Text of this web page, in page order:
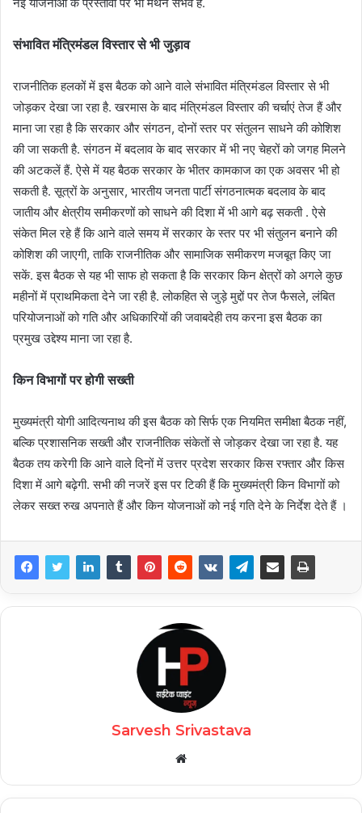
नई योजनाओं के प्रस्तावों पर भी मंथन संभव है.
संभावित मंत्रिमंडल विस्तार से भी जुड़ाव
राजनीतिक हलकों में इस बैठक को आने वाले संभावित मंत्रिमंडल विस्तार से भी
जोड़कर देखा जा रहा है. खरमास के बाद मंत्रिमंडल विस्तार की चर्चाएं तेज हैं और
माना जा रहा है कि सरकार और संगठन, दोनों स्तर पर संतुलन साधने की कोशिश
की जा सकती है. संगठन में बदलाव के बाद सरकार में भी नए चेहरों को जगह मिलने
की अटकलें हैं. ऐसे में यह बैठक सरकार के भीतर कामकाज का एक अवसर भी हो
सकती है. सूत्रों के अनुसार, भारतीय जनता पार्टी संगठनात्मक बदलाव के बाद
जातीय और क्षेत्रीय समीकरणों को साधने की दिशा में भी आगे बढ़ सकती . ऐसे
संकेत मिल रहे हैं कि आने वाले समय में सरकार के स्तर पर भी संतुलन बनाने की
कोशिश की जाएगी, ताकि राजनीतिक और सामाजिक समीकरण मजबूत किए जा
सकें. इस बैठक से यह भी साफ हो सकता है कि सरकार किन क्षेत्रों को अगले कुछ
महीनों में प्राथमिकता देने जा रही है. लोकहित से जुड़े मुद्दों पर तेज फैसले, लंबित
परियोजनाओं को गति और अधिकारियों की जवाबदेही तय करना इस बैठक का
प्रमुख उद्देश्य माना जा रहा है.
किन विभागों पर होगी सख्ती
मुख्यमंत्री योगी आदित्यनाथ की इस बैठक को सिर्फ एक नियमित समीक्षा बैठक नहीं,
बल्कि प्रशासनिक सख्ती और राजनीतिक संकेतों से जोड़कर देखा जा रहा है. यह
बैठक तय करेगी कि आने वाले दिनों में उत्तर प्रदेश सरकार किस रफ्तार और किस
दिशा में आगे बढ़ेगी. सभी की नजरें इस पर टिकी हैं कि मुख्यमंत्री किन विभागों को
लेकर सख्त रुख अपनाते हैं और किन योजनाओं को नई गति देने के निर्देश देते हैं ।
Sarvesh Srivastava
Website